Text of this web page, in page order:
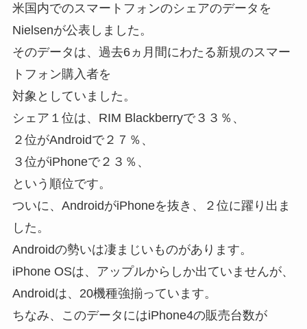
米国内でのスマートフォンのシェアのデータを
Nielsenが公表しました。
そのデータは、過去6ヵ月間にわたる新規のスマー
トフォン購入者を
対象としていました。
シェア１位は、RIM Blackberryで３３％、
２位がAndroidで２７％、
３位がiPhoneで２３％、
という順位です。
ついに、AndroidがiPhoneを抜き、２位に躍り出ま
した。
Androidの勢いは凄まじいものがあります。
iPhone OSは、アップルからしか出ていませんが、
Androidは、20機種強揃っています。
ちなみ、このデータにはiPhone4の販売台数が